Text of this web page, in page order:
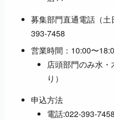
募集部門直通電話（
393-7458
営業時間：10:00〜
店頭部門のみ水
り）
申込方法
電話:022-393-